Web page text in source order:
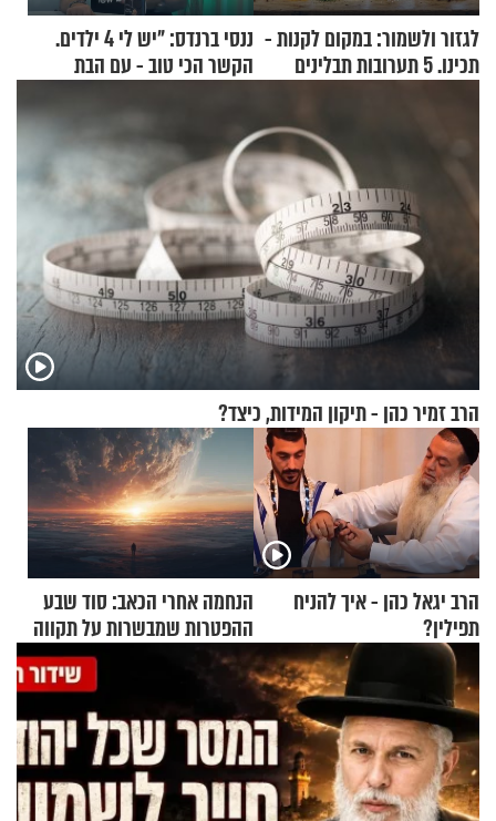
לגזור ולשמור: במקום לקנות -
תכינו. 5 תערובות תבלינים
ננסי ברנדס: "יש לי 4 ילדים.
הקשר הכי טוב - עם הבת
הרב זמיר כהן - תיקון המידות, כיצד?
הרב יגאל כהן - איך להניח
תפילין?
הנחמה אחרי הכאב: סוד שבע
ההפטרות שמבשרות על תקווה
וגאולה